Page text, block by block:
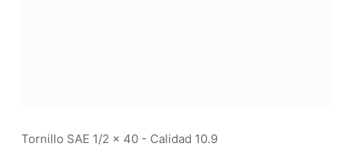
Tornillo SAE 1/2 x 40 - Calidad 10.9